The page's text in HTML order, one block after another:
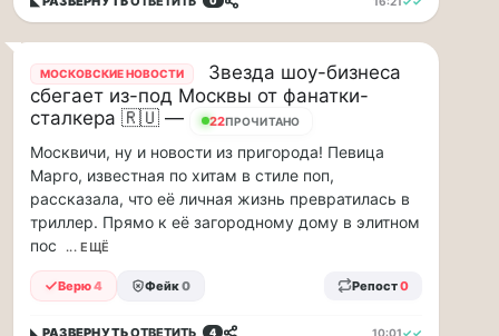
16.08
|
16:00
Петр
Ильич
Чайковский
—
один
из
самых
исповедальных
русских
композиторов,
МОСКОВСКИЕ НОВОСТИ
Звезда шоу-бизнеса
сбегает из-под Москвы от фанатки-
сталкера 🇷🇺 —
22ПРОЧИТАНО
Москвичи, ну и новости из пригорода! Певица
Марго, известная по хитам в стиле поп,
рассказала, что её личная жизнь превратилась в
триллер. Прямо к её загородному дому в элитном
пос
... ЕЩЁ
Верю4 Фейк0 Репост0
◣ РАЗВЕРНУТЬОТВЕТИТЬ 4 10:01✓✓